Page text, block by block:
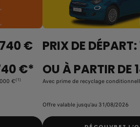
€
€*
€(1)
PRIX DE
OU À PARTIR
Avec prime de recyclage
Offre valable jusqu'au 31/08/2026